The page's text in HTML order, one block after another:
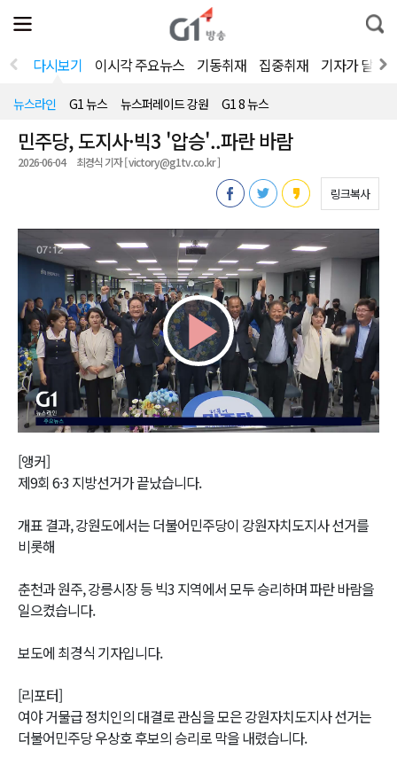
전
체
뉴
열
통
합
색
다시보기 이시각 주요뉴스 기동취재 집중취재 기자가 달려
뉴스라인 G1 뉴스 뉴스퍼레이드 강원 G1 8 뉴스
민주당, 도지사·빅3 '압승'..파란 바람
2026-06-04 최경식 기자 [ victory@g1tv.co.kr ]
링크복사
Play
Video
[앵커]
제9회 6·3 지방선거가 끝났습니다.
개표 결과, 강원도에서는 더불어민주당이 강원자치도지사 선거를
비롯해
춘천과 원주, 강릉시장 등 빅3 지역에서 모두 승리하며 파란 바람을
일으켰습니다.
보도에 최경식 기자입니다.
[리포터]
여야 거물급 정치인의 대결로 관심을 모은 강원자치도지사 선거는
더불어민주당 우상호 후보의 승리로 막을 내렸습니다.